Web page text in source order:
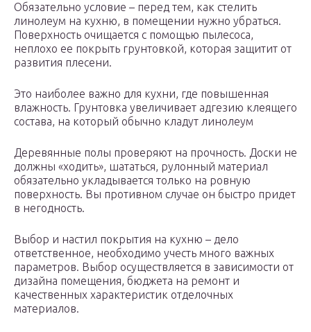
Обязательно условие – перед тем, как стелить
линолеум на кухню, в помещении нужно убраться.
Поверхность очищается с помощью пылесоса,
неплохо ее покрыть грунтовкой, которая защитит от
развития плесени.
Это наиболее важно для кухни, где повышенная
влажность. Грунтовка увеличивает адгезию клеящего
состава, на который обычно кладут линолеум
Деревянные полы проверяют на прочность. Доски не
должны «ходить», шататься, рулонный материал
обязательно укладывается только на ровную
поверхность. Вы противном случае он быстро придет
в негодность.
Выбор и настил покрытия на кухню – дело
ответственное, необходимо учесть много важных
параметров. Выбор осуществляется в зависимости от
дизайна помещения, бюджета на ремонт и
качественных характеристик отделочных
материалов.